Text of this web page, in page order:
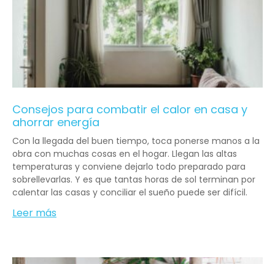
Consejos para combatir el calor en casa y
ahorrar energía
Con la llegada del buen tiempo, toca ponerse manos a la
obra con muchas cosas en el hogar. Llegan las altas
temperaturas y conviene dejarlo todo preparado para
sobrellevarlas. Y es que tantas horas de sol terminan por
calentar las casas y conciliar el sueño puede ser difícil.
Leer más